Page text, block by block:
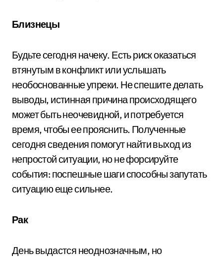
Близнецы
Будьте сегодня начеку. Есть риск оказаться
втянутым в конфликт или услышать
необоснованные упреки. Не спешите делать
выводы, истинная причина происходящего
может быть неочевидной, и потребуется
время, чтобы ее прояснить. Полученные
сегодня сведения помогут найти выход из
непростой ситуации, но не форсируйте
события: поспешные шаги способны запутать
ситуацию еще сильнее.
Рак
День выдастся неоднозначным, но